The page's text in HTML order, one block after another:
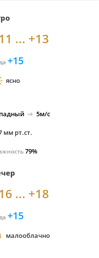
... +13
+15
ясно
5м/с
мм рт.ст.
79%
... +18
+15
малооблачно